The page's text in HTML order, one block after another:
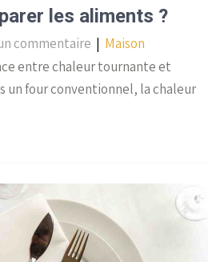
les aliments ?
commentaire | Maison
entre chaleur tournante et
un four conventionnel, la chaleur